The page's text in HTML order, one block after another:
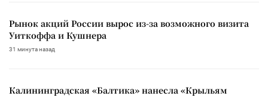
Рынок акций России вырос из-за возможного визита
Уиткоффа и Кушнера
31 минута назад
Калининградская «Балтика» нанесла «Крыльям